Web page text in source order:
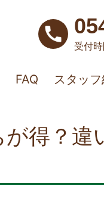
受付
FAQ スタッ
得？違